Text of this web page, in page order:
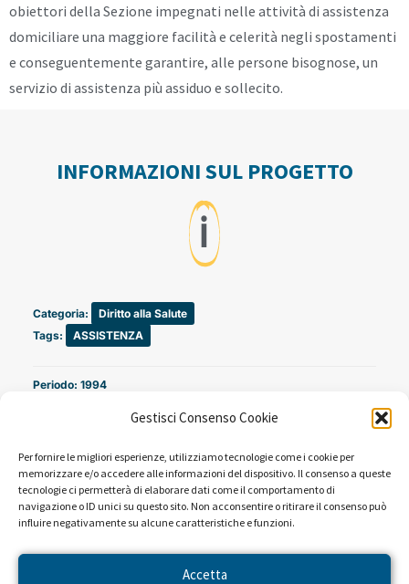
Gestisci Consenso Cookie
Per fornire le migliori esperienze, utilizziamo tecnologie come i cookie per
memorizzare e/o accedere alle informazioni del dispositivo. Il consenso a queste
tecnologie ci permetterà di elaborare dati come il comportamento di
navigazione o ID unici su questo sito. Non acconsentire o ritirare il consenso può
influire negativamente su alcune caratteristiche e funzioni.
Accetta
obiettori della Sezione impegnati nelle attività di assistenza
domiciliare una maggiore facilità e celerità negli spostamenti
e conseguentemente garantire, alle persone bisognose, un
servizio di assistenza più assiduo e sollecito.
INFORMAZIONI SUL PROGETTO
ℹ️
Categoria:
Diritto alla Salute
Tags:
ASSISTENZA
Periodo: 1994
Campagne promosse a favore di questo progetto:
(1994)